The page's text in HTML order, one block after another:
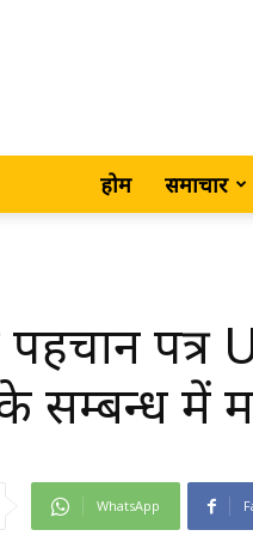
होम समाचार
पहचान
सम्बन्ध में
WhatsApp